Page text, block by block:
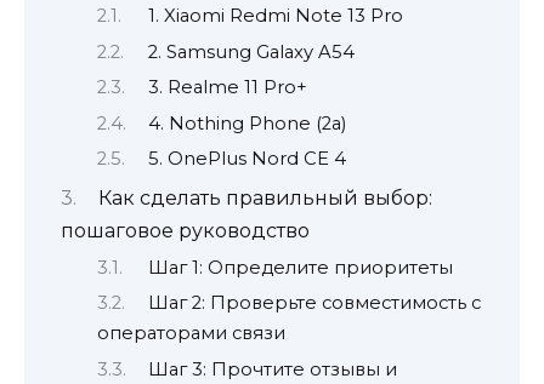
1. Xiaomi Redmi Note 13 Pro
2. Samsung Galaxy A54
3. Realme 11 Pro+
4. Nothing Phone (2a)
5. OnePlus Nord CE 4
Как сделать правильный выбор:
пошаговое руководство
Шаг 1: Определите приоритеты
Шаг 2: Проверьте совместимость с
операторами связи
Шаг 3: Прочтите отзывы и